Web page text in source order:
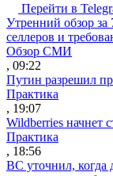
Перейти в
Утренний обзор за
селлеров и
Обзор СМИ
, 09:22
Путин разрешил
Практика
, 19:07
Wildberries начнет
Практика
, 18:56
ВС уточнил, когда